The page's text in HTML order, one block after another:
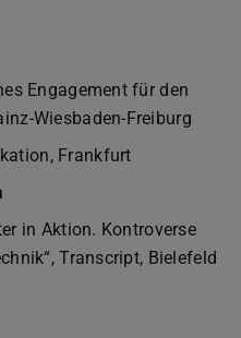
Engagement für den
Wiesbaden-Freiburg
Frankfurt
in Aktion. Kontroverse
Transcript, Bielefeld